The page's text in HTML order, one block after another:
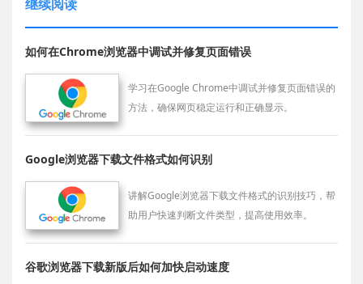
继续阅读
如何在Chrome浏览器中调试并修复页面错误
学习在Google Chrome中调试并修复页面错误的
方法，确保网页稳定运行和正确显示。
Google浏览器下载文件格式如何识别
讲解Google浏览器下载文件格式的识别技巧，帮
助用户快速判断文件类型，提高使用效率。
谷歌浏览器下载新版后如何加快启动速度